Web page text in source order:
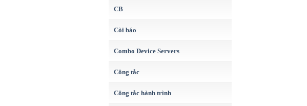
CB
Còi báo
Combo Device Servers
Công tắc
Công tắc hành trình